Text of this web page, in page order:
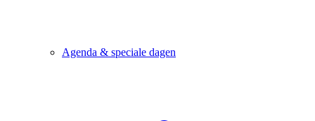
Agenda & speciale dagen